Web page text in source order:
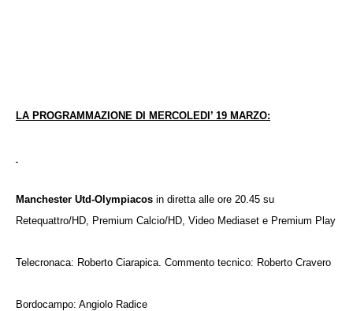
LA PROGRAMMAZIONE DI MERCOLEDI’ 19 MARZO:
Manchester Utd-Olympiacos in diretta alle ore 20.45 su
Retequattro/HD, Premium Calcio/HD, Video Mediaset e Premium Play
Telecronaca: Roberto Ciarapica. Commento tecnico: Roberto Cravero
Bordocampo: Angiolo Radice